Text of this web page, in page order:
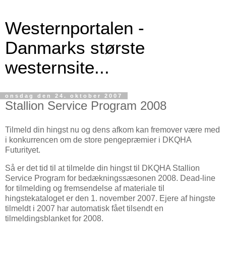
Westernportalen -
Danmarks største
westernsite...
onsdag den 24. oktober 2007
Stallion Service Program 2008
Tilmeld din hingst nu og dens afkom kan fremover være med
i konkurrencen om de store pengepræmier i DKQHA
Futurityet.
Så er det tid til at tilmelde din hingst til DKQHA Stallion
Service Program for bedækningssæsonen 2008. Dead-line
for tilmelding og fremsendelse af materiale til
hingstekataloget er den 1. november 2007. Ejere af hingste
tilmeldt i 2007 har automatisk fået tilsendt en
tilmeldingsblanket for 2008.